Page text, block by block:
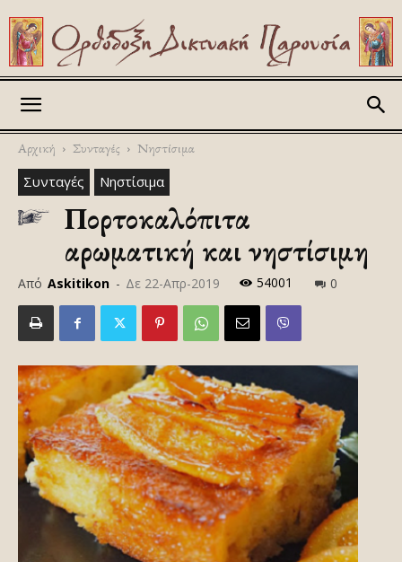
Αρχική Συνταγές Νηστίσιμα
Συνταγές Νηστίσιμα
Πορτοκαλόπιτα
αρωματική και νηστίσιμη
Από Askitikon - Δε 22-Απρ-2019 54001 0